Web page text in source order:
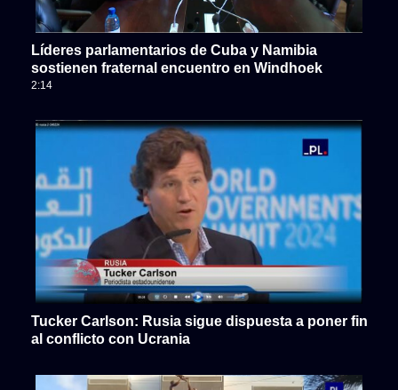
Líderes parlamentarios de Cuba y Namibia
sostienen fraternal encuentro en Windhoek
2:14
Tucker Carlson: Rusia sigue dispuesta a poner fin
al conflicto con Ucrania